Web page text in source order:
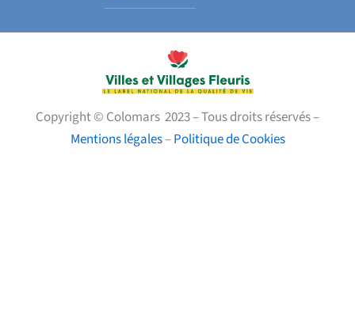
Copyright © Colomars 2023 – Tous droits réservés –
Mentions légales–Politique de Cookies